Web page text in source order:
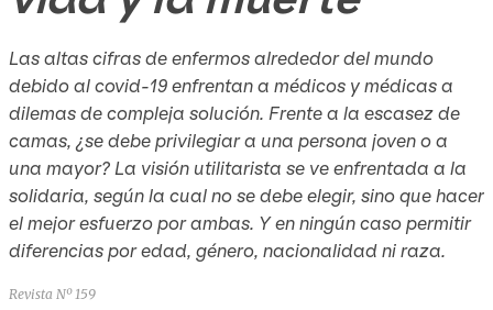
Revista Nº 159
Las altas cifras de enfermos alrededor del mundo
debido al covid-19 enfrentan a médicos y médicas a
dilemas de compleja solución. Frente a la escasez de
camas, ¿se debe privilegiar a una persona joven o a
una mayor? La visión utilitarista se ve enfrentada a la
solidaria, según la cual no se debe elegir, sino que hacer
el mejor esfuerzo por ambas. Y en ningún caso permitir
diferencias por edad, género, nacionalidad ni raza.